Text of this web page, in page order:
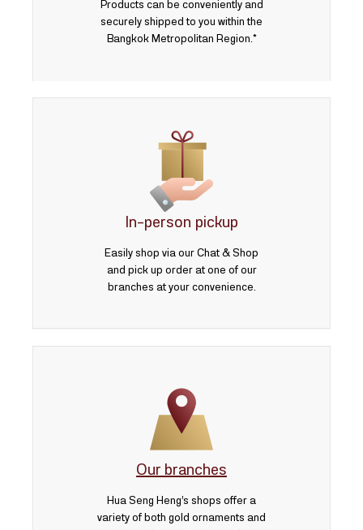
Products can be conveniently and
securely shipped to you within the
Bangkok Metropolitan Region.*
In-person pickup
Easily shop via our Chat & Shop
and pick up order at one of our
branches at your convenience.
Our branches
Hua Seng Heng’s shops offer a
variety of both gold ornaments and